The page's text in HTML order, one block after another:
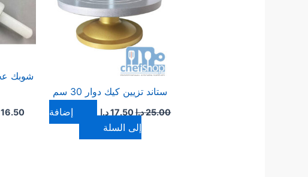
ستاند تزيين كيك دوار 30 سم
25.00د.ا17.50د.ا
إضافة
إلى السلة
16.50